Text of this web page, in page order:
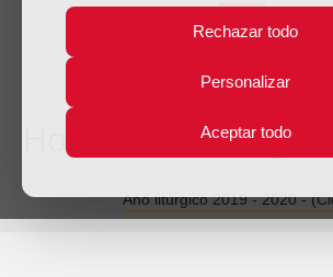
Rechazar todo
Personalizar
Aceptar todo
10
May
Homilía V Domingo
Año litúrgico 2019 - 2020 -